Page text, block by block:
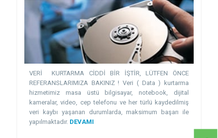
VERİ KURTARMA CİDDİ BİR İŞTİR, LÜTFEN ÖNCE
REFERANSLARIMIZA BAKINIZ ! Veri ( Data ) kurtarma
hizmetimiz masa üstü bilgisayar, notebook, dijital
kameralar, video, cep telefonu ve her türlü kaydedilmiş
veri kaybı yaşanan durumlarda, maksimum başarı ile
yapılmaktadır. DEVAMI